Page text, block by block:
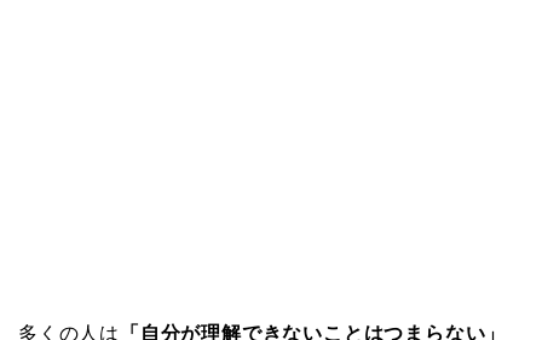
多くの人は 「自分が理解できないことはつまらない」